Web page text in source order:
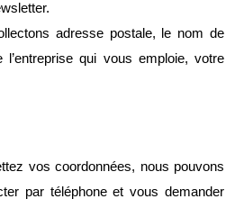
adresse postale, le nom de
qui vous emploie, votre
vos coordonnées, nous pouvons
par téléphone et vous demander